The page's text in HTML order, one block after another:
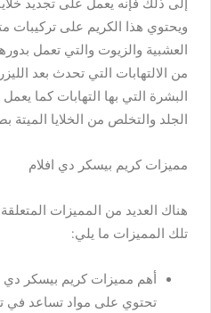
إلى ذلك فإنه يعمل على تجديد
ويحتوي هذا الكريم على
العشبية والزيوت والتي تعمل
من الالتهابات التي تحدث بعد
البشرة التي بها التهابات كما
الجلد والتخلص من الخلايا الميتة
مميزات كريم بيسكر دي افلام
هناك العديد من المميزات
تلك المميزات ما يلي:
أهم مميزات كريم بيسكر دي
تحتوي على مواد تساعد في